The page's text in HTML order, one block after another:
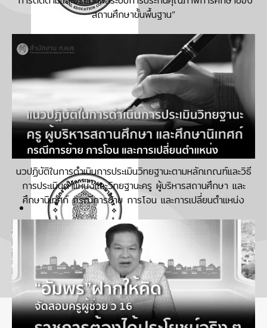
สถานศึกษาขั้นพื้นฐาน”
นวปฏิบัติในการดําเนินการประเมินวิทยฐานะตามหลักเกณฑ์และวิธี
การประเมินตําแหน่งและวิทยฐานะครู ผู้บริหารสถานศึกษา และ
ศึกษานิเทศก์ กรณีการย้าย การโอน และการเปลี่ยนตําแหน่ง